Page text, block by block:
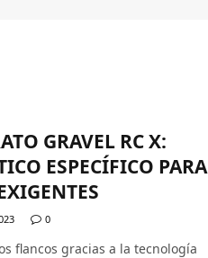
GRAVEL RC X:
ESPECÍFICO PARA
0
flancos gracias a la tecnología